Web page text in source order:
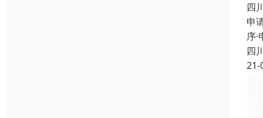
四
申
序
四
21-